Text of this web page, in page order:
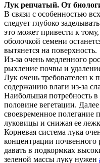
Лук репчатый. От
В связи с особенностью
следует глубоко
это может привести к
оболочкой семени
вытянется на поверхность.
Из-за очень медленного
рыхление почвы и
Лук очень требователен
содержанию влаги из-за
Наибольшая потребность в
половине вегетации.
своевременное полегание
луковицы и снижая ее
Корневая система лука
концентрации почвенного
давать в подкормках
зеленой массы луку нужен